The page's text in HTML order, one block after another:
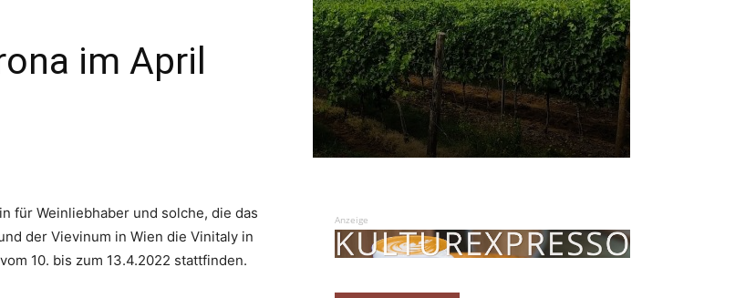
im April
für Weinliebhaber und solche, die das
der Vievinum in Wien die Vinitaly in
10. bis zum 13.4.2022 stattfinden.
Anzeige